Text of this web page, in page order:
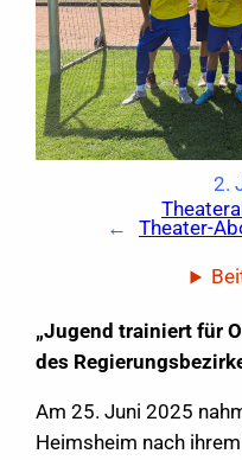
2.
←
Theater-
„Jugend trainiert für
des
Am 25. Juni 2025
Heimsheim nach